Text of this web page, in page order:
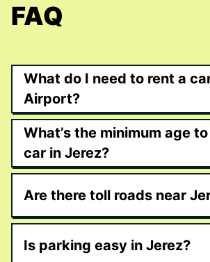
FAQ
What do I need to rent a
Airport?
What’s the minimum age
car in Jerez?
Are there toll roads near
Is parking easy in Jerez?